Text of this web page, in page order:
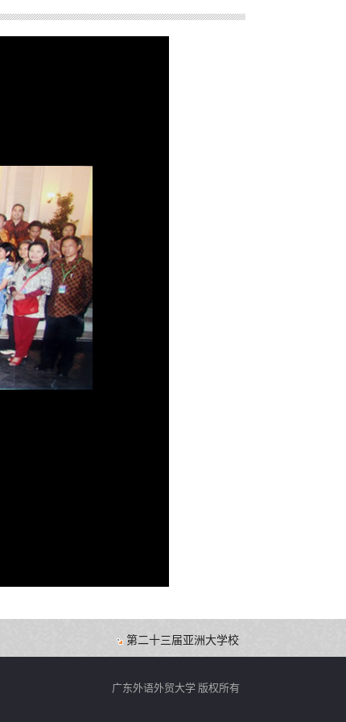
第二十三届亚洲大学校长论坛(AUPF)即将于
广东外语外贸大学 版权所有